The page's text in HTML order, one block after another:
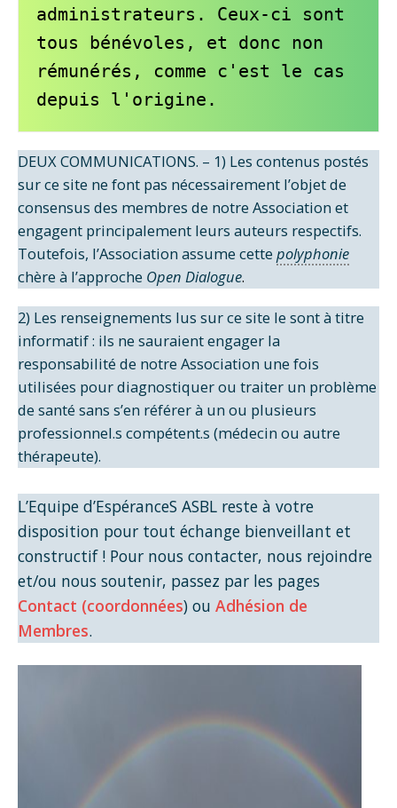
administrateurs. Ceux-ci sont
tous bénévoles, et donc non
rémunérés, comme c'est le cas
depuis l'origine.
DEUX COMMUNICATIONS. – 1) Les contenus postés
sur ce site ne font pas nécessairement l’objet de
consensus des membres de notre Association et
engagent principalement leurs auteurs respectifs.
Toutefois, l’Association assume cette polyphonie
chère à l’approche Open Dialogue.
2) Les renseignements lus sur ce site le sont à titre
informatif : ils ne sauraient engager la
responsabilité de notre Association une fois
utilisées pour diagnostiquer ou traiter un problème
de santé sans s’en référer à un ou plusieurs
professionnel.s compétent.s (médecin ou autre
thérapeute).
L’Equipe d’EspéranceS ASBL reste à votre
disposition pour tout échange bienveillant et
constructif ! Pour nous contacter, nous rejoindre
et/ou nous soutenir, passez par les pages
Contact (coordonnées) ou Adhésion de
Membres.